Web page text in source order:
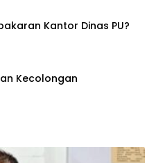
Kantor Dinas PU?
Kecolongan